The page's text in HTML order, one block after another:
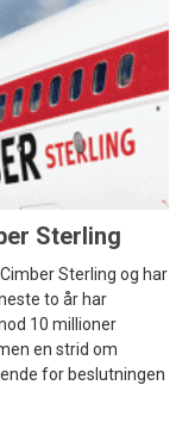
Sterling
Sterling og har
to år har
10 millioner
en strid om
for beslutningen